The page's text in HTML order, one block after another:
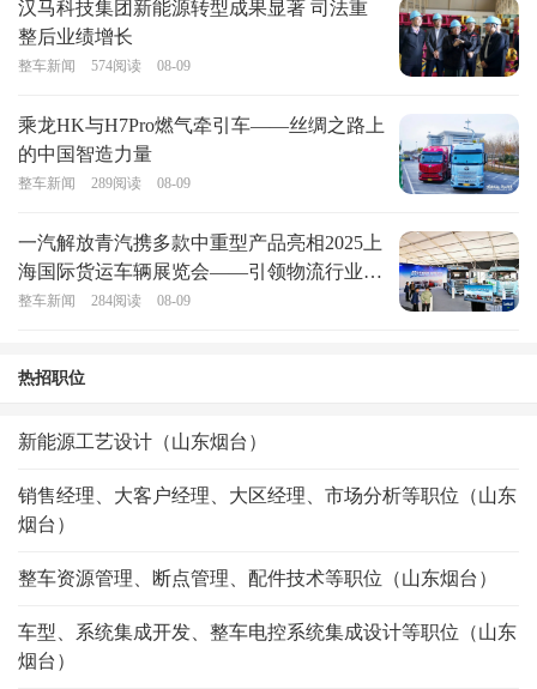
汉马科技集团新能源转型成果显著 司法重
整后业绩增长
整车新闻 574阅读 08-09
乘龙HK与H7Pro燃气牵引车——丝绸之路上
的中国智造力量
整车新闻 289阅读 08-09
一汽解放青汽携多款中重型产品亮相2025上
海国际货运车辆展览会——引领物流行业绿
色转型
整车新闻 284阅读 08-09
热招职位
新能源工艺设计（山东烟台）
销售经理、大客户经理、大区经理、市场分析等职位（山东
烟台）
整车资源管理、断点管理、配件技术等职位（山东烟台）
车型、系统集成开发、整车电控系统集成设计等职位（山东
烟台）